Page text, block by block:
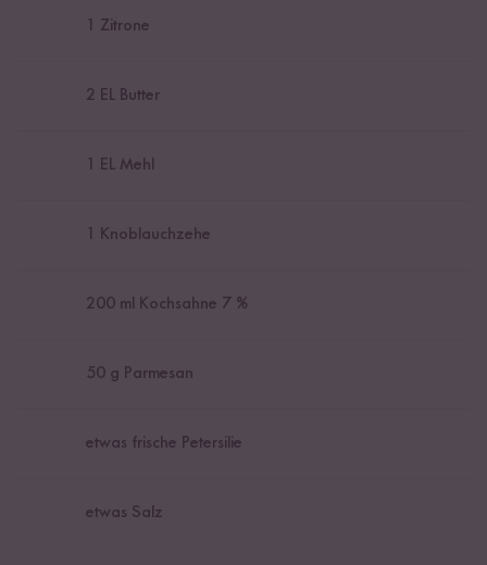
1 Zitrone
2 EL Butter
1 EL Mehl
1 Knoblauchzehe
200 ml Kochsahne 7 %
50 g Parmesan
etwas frische Petersilie
etwas Salz